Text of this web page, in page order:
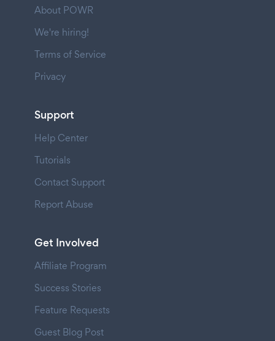
About POWR
We're hiring!
Terms of Service
Privacy
Support
Help Center
Tutorials
Contact Support
Report Abuse
Get Involved
Affiliate Program
Success Stories
Feature Requests
Guest Blog Post